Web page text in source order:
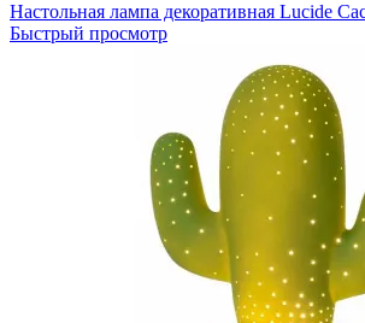
Настольная лампа декоративная Lucide
Быстрый просмотр